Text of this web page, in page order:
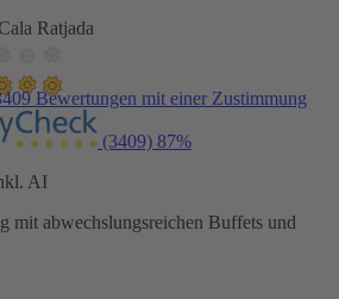
Ratjada
Bewertungen mit einer Zustimmung
(3409) 87%
AI
mit abwechslungsreichen Buffets und